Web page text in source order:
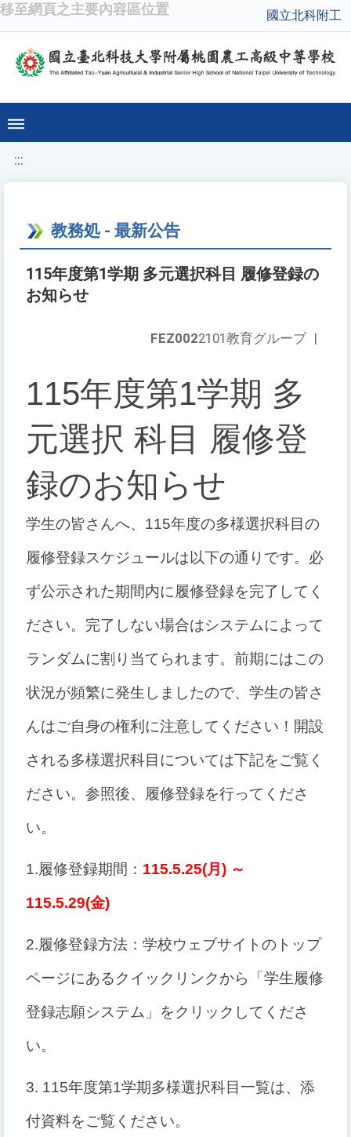
移至網頁之主要內容區位置 國立北科附工
:::
教務処 - 最新公告
115年度第1学期 多元選択科目 履修登録の
お知らせ
FEZ0022101教育グループ |
115年度第1学期 多
元選択 科目 履修登
録のお知らせ
学生の皆さんへ、 115年度の多様選択科目の
履修登録スケジュールは以下の通りです。必
ず公示された期間内に履修登録を完了してく
ださい。完了しない場合はシステムによって
ランダムに割り当てられます。前期にはこの
状況が頻繁に発生しましたので、学生の皆さ
んはご自身の権利に注意してください！開設
される多様選択科目については下記をご覧く
ださい。参照後、履修登録を行ってくださ
い。
1.履修登録期間： 115.5.25(月 ) ～
115.5.29(金)
2.履修登録方法：学校ウェブサイトのトップ
ページにあるクイックリンクから「学生履修
登録志願システム」をクリックしてくださ
い。
3. 115年度第1学期多様選択科目一覧は、添
付資料をご覧ください。